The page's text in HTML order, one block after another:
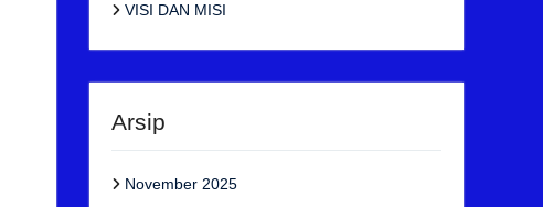
VISI DAN MISI
Arsip
November 2025